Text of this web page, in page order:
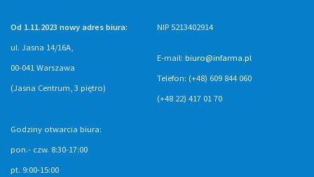
Od 1.11.2023 nowy adres biura:
ul. Jasna 14/16A,
00-041 Warszawa
(Jasna Centrum, 3 piętro)
NIP 5213402914
E-mail: biuro@infarma.pl
Telefon: (+48) 609 844 060
(+48 22) 417 01 70
Godziny otwarcia biura:
pon.- czw. 8:30-17:00
pt. 9:00-15:00